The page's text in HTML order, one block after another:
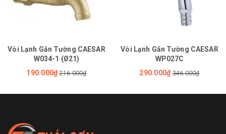
Vòi Lạnh Gắn Tường CAESAR
W034-1 (Ø21)
190.000₫ 216.000₫
Vòi Lạnh Gắn Tường CAESAR
WP027C
290.000₫ 346.000₫